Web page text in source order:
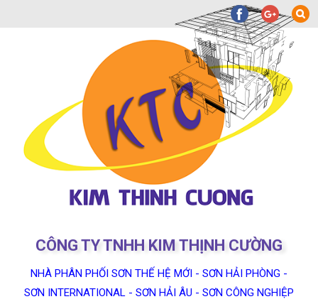
CÔNG TY TNHH KIM THỊNH CƯỜNG
NHÀ PHÂN PHỐI SƠN THẾ HỆ MỚI - SƠN HẢI PHÒNG -
SƠN INTERNATIONAL - SƠN HẢI ÂU - SƠN CÔNG NGHIỆP